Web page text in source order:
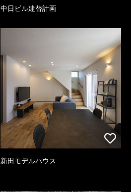
中日ビル建替計画
新田モデルハウス